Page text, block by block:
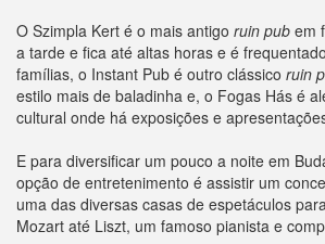
O Szimpla Kert é o mais antigo ruin pub em
a tarde e fica até altas horas e é
famílias, o Instant Pub é outro clássico ruin
estilo mais de baladinha e, o Fogas Hás é
cultural onde há exposições e
E para diversificar um pouco a noite em
opção de entretenimento é assistir um
uma das diversas casas de espetáculos
Mozart até Liszt, um famoso pianista e